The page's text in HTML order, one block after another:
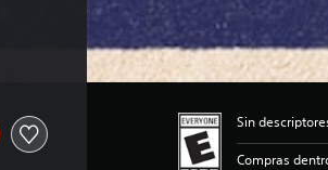
Sin
Compras